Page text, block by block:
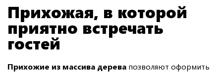
Прихожая, в которой
приятно встречать
гостей
Прихожие из массива дерева позволяют оформить